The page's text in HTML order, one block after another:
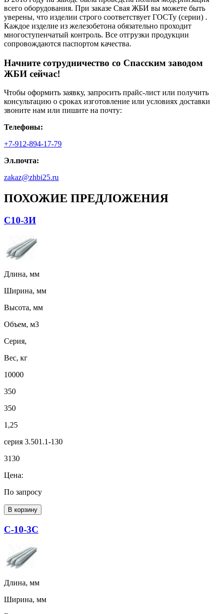
всего оборудования. При заказе Свая ЖБИ вы можете быть
уверены, что изделии строго соответствует ГОСТу (серии) .
Каждое изделие из железобетона обязательно проходит
многоступенчатый контроль. Все отгрузки продукции
сопровождаются паспортом качества.
Начните сотрудничество со Cпасским заводом
ЖБИ сейчас!
Чтобы оформить заявку, запросить прайс-лист или получить
консультацию о сроках изготовление или условиях доставки
звоните нам или пишите на почту:
Телефоны:
+7-912-894-17-79
Эл.почта:
zakaz@zhbi25.ru
ПОХОЖИЕ ПРЕДЛОЖЕНИЯ
С10-3И
Длина, мм
Ширина, мм
Высота, мм
Объем, м3
Серия,
Вес, кг
10000
350
350
1,25
серия 3.501.1-130
3130
Цена:
По запросу
В корзину
С-10-3С
Длина, мм
Ширина, мм